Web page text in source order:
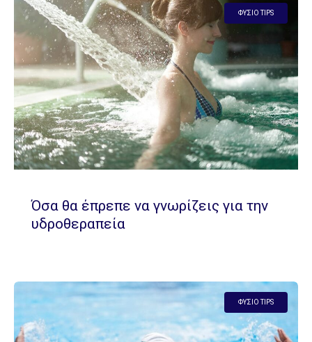
ΦΥΣΊΟ TIPS
Όσα θα έπρεπε να γνωρίζεις για την
υδροθεραπεία
ΦΥΣΊΟ TIPS